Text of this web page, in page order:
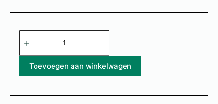
Toevoegen aan winkelwagen